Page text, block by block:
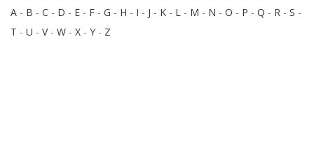
A - B - C - D - E - F - G - H - I - J - K - L - M - N - O - P - Q - R - S -
T - U - V- W - X - Y - Z